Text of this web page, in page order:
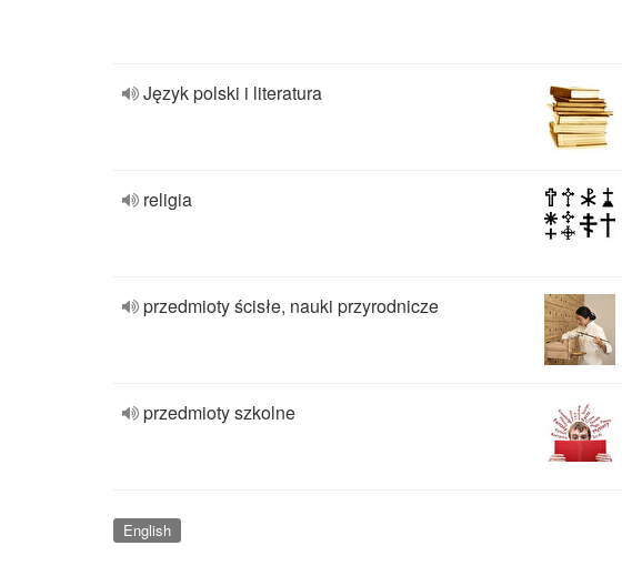
Język polski i literatura
religia
przedmioty ścisłe, nauki przyrodnicze
przedmioty szkolne
English